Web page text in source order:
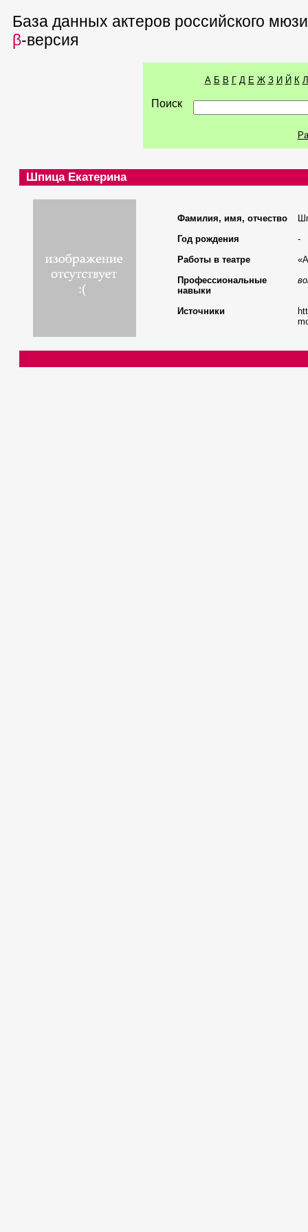
База данных актеров российского
β-версия
А Б В Г Д Е Ж З И Й К Л
Поиск
Шпица Екатерина
Фамилия, имя, отчество
Год рождения
-
Работы в театре
Профессиональные
навыки
Источники